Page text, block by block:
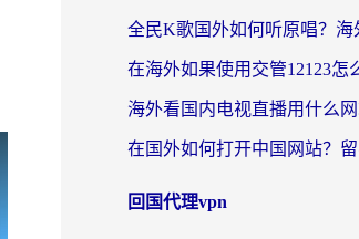
回国代理vpn